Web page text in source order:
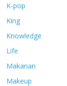
K-pop
King
Knowledge
Life
Makanan
Makeup